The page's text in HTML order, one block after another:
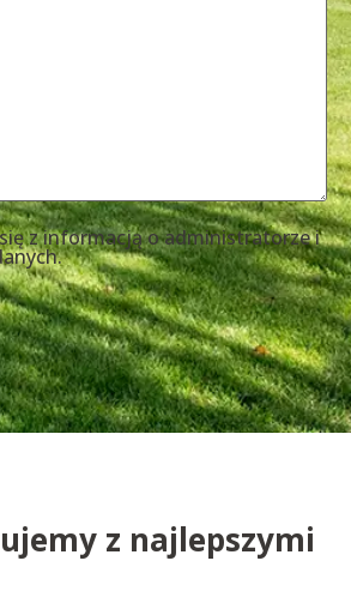
z informacją o administratorze i
z najlepszymi